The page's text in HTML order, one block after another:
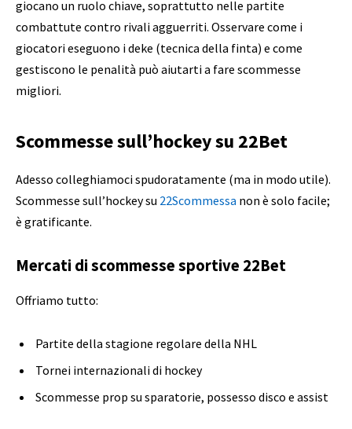
giocano un ruolo chiave, soprattutto nelle partite
combattute contro rivali agguerriti. Osservare come i
giocatori eseguono i deke (tecnica della finta) e come
gestiscono le penalità può aiutarti a fare scommesse
migliori.
Scommesse sull’hockey su 22Bet
Adesso colleghiamoci spudoratamente (ma in modo utile).
Scommesse sull’hockey su 22Scommessa non è solo facile;
è gratificante.
Mercati di scommesse sportive 22Bet
Offriamo tutto:
Partite della stagione regolare della NHL
Tornei internazionali di hockey
Scommesse prop su sparatorie, possesso disco e assist